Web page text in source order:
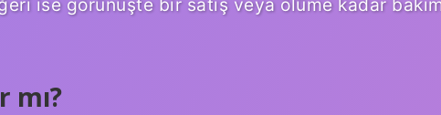
ise görünüşte bir satış veya ölüme kadar
mı?